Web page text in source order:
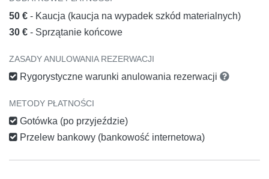
50 € - Kaucja (kaucja na wypadek szkód materialnych)
30 € - Sprzątanie końcowe
ZASADY ANULOWANIA REZERWACJI
Rygorystyczne warunki anulowania rezerwacji
METODY PŁATNOŚCI
Gotówka (po przyjeździe)
Przelew bankowy (bankowość internetowa)